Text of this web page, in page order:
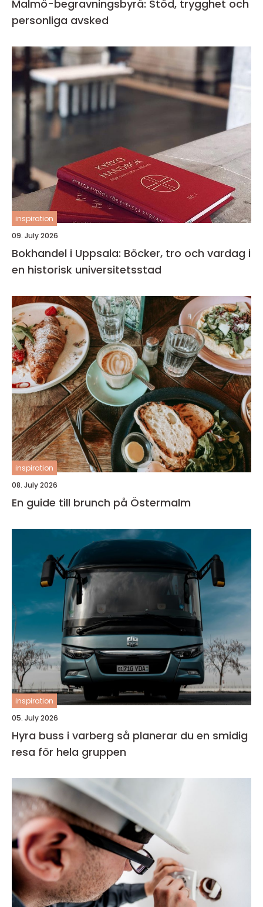
Malmö-begravningsbyrå: Stöd, trygghet och
personliga avsked
inspiration
09. July 2026
Bokhandel i Uppsala: Böcker, tro och vardag i
en historisk universitetsstad
inspiration
08. July 2026
En guide till brunch på Östermalm
inspiration
05. July 2026
Hyra buss i varberg så planerar du en smidig
resa för hela gruppen